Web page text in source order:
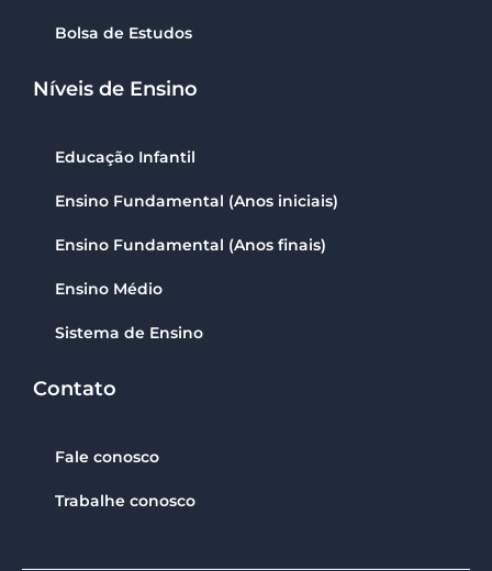
Bolsa de Estudos
Níveis de Ensino
Educação Infantil
Ensino Fundamental (Anos iniciais)
Ensino Fundamental (Anos finais)
Ensino Médio
Sistema de Ensino
Contato
Fale conosco
Trabalhe conosco